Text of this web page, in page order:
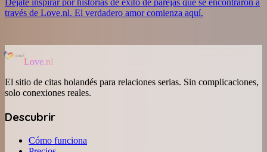
Déjate inspirar por historias de éxito de parejas que se encontraron a
través de Love.nl. El verdadero amor comienza aquí.
Love.nl
El sitio de citas holandés para relaciones serias. Sin complicaciones,
solo conexiones reales.
Descubrir
Cómo funciona